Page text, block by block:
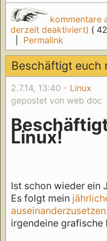
kommentare
derzeit deaktiviert) (
Permalink
Beschäftigt euch
2.7.14, 13:40 - Linux
gepostet von web doc
Linux!
Ist schon wieder ein
Es folgt mein
auseinanderzusetzen
irgendeine